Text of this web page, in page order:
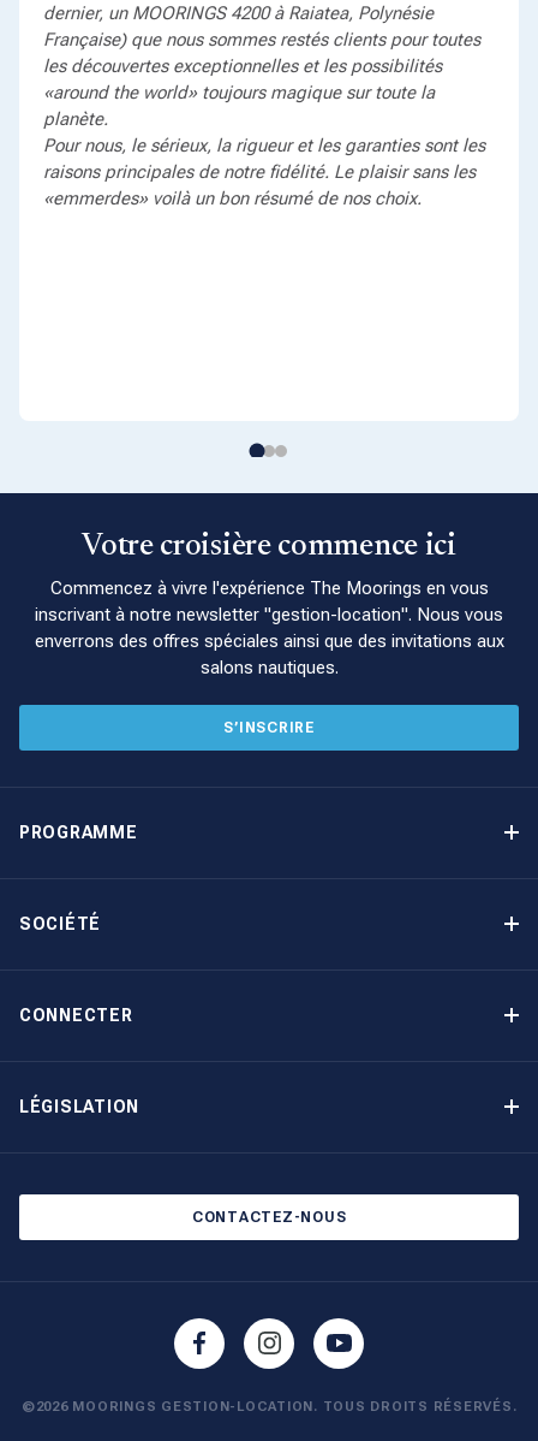
dernier, un MOORINGS 4200 à Raiatea, Polynésie
Française) que nous sommes restés clients pour toutes
les découvertes exceptionnelles et les possibilités
«around the world» toujours magique sur toute la
planète.
Pour nous, le sérieux, la rigueur et les garanties sont les
raisons principales de notre fidélité. Le plaisir sans les
«emmerdes» voilà un bon résumé de nos choix.
Votre croisière commence ici
Commencez à vivre l'expérience The Moorings en vous
inscrivant à notre newsletter "gestion-location". Nous vous
enverrons des offres spéciales ainsi que des invitations aux
salons nautiques.
S’INSCRIRE
PROGRAMME
Avantages
SOCIÉTÉ
CONNECTER
Inscription à la newsletter
LÉGISLATION
CONTACTEZ-NOUS
©2026 MOORINGS GESTION-LOCATION. TOUS DROITS RÉSERVÉS.